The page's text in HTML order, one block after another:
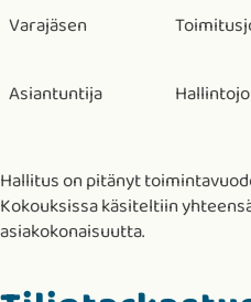
Varajäsen
Asiantuntija
Hallitus on pitänyt
Kokouksissa käsiteltiin
asiakokonaisuutta.